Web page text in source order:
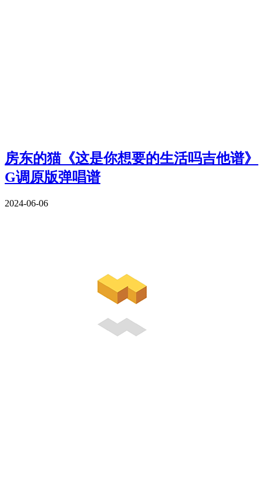
房东的猫《这是你想要的生活吗吉他谱》
G调原版弹唱谱
2024-06-06